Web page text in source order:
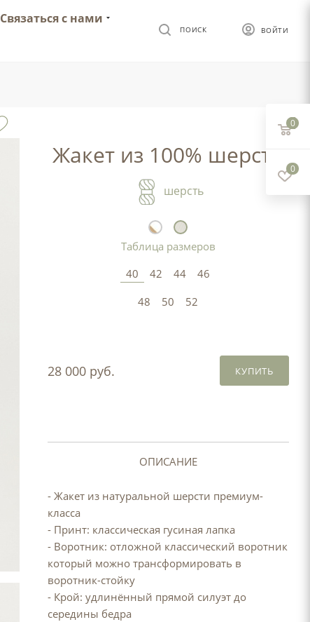
ВОЙТИ
ПОИСК
Связаться с нами
Жакет из 100% шерсти
шерсть
Таблица размеров
40
42 44
46
48
50 52
28 000 руб. КУПИТЬ
ОПИСАНИЕ
- Жакет из натуральной шерсти премиум-
класса
- Принт: классическая гусиная лапка
- Воротник: отложной классический воротник
который можно трансформировать в
воротник-стойку
- Крой: удлинённый прямой силуэт до
середины бедра
0
0